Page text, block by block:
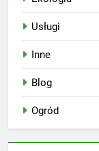
Usługi
Inne
Blog
Ogród